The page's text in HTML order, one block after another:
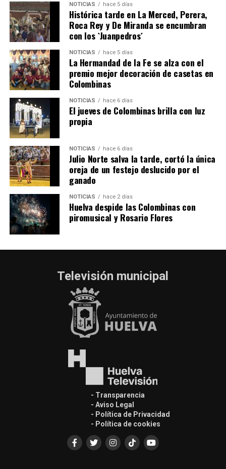
QUINTA CORRIDA DE LAS FIESTAS COLOMBINAS
2026
hace 3 días· Huelvatv
NOTICIAS hace 5 días
Histórica tarde en La Merced, Perera,
Roca Rey y De Miranda se encumbran
con los `Juanpedros´
NOTICIAS hace 5 días
La Hermandad de la Fe se alza con el
premio mejor decoración de casetas en
Colombinas
NOTICIAS hace 6 días
El jueves de Colombinas brilla con luz
propia
NOTICIAS hace 6 días
Julio Norte salva la tarde, cortó la única
oreja de un festejo deslucido por el
ganado
NOTICIAS hace 2 días
Huelva despide las Colombinas con
piromusical y Rosario Flores
Televisión municipal
- Transparencia
- Aviso Legal
- Política de Privacidad
- Política de cookies